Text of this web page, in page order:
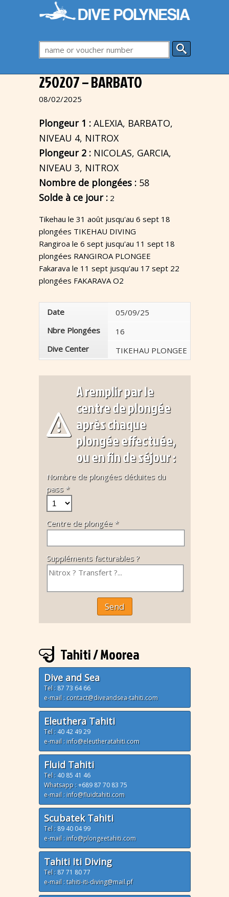
250207 – BARBATO
08/02/2025
Plongeur 1 : ALEXIA, BARBATO,
NIVEAU 4, NITROX
Plongeur 2 : NICOLAS, GARCIA,
NIVEAU 3, NITROX
Nombre de plongées : 58
Solde à ce jour : 2
Tikehau le 31 août jusqu'au 6 sept 18
plongées TIKEHAU DIVING
Rangiroa le 6 sept jusqu'au 11 sept 18
plongées RANGIROA PLONGEE
Fakarava le 11 sept jusqu'au 17 sept 22
plongées FAKARAVA O2
Date
Nbre Plongées
Dive Center
05/09/25
16
TIKEHAU PLONGEE
A remplir par le
centre de plongée
après chaque
plongée effectuée,
ou en fin de séjour :
Nombre de plongées déduites du
pass *
Centre de plongée *
Suppléments facturables ?
Send
Tahiti / Moorea
Dive and Sea
Tel : 87 73 64 66
e-mail : contact@diveandsea-tahiti.com
Eleuthera Tahiti
Tel : 40 42 49 29
e-mail : info@eleutheratahiti.com
Fluid Tahiti
Tel : 40 85 41 46
Whatsapp :+689 87 70 83 75
e-mail : info@fluidtahiti.com
Scubatek Tahiti
Tel : 89 40 04 99
e-mail : info@plongeetahiti.com
Tahiti Iti Diving
Tel : 87 71 80 77
e-mail : tahiti-iti-diving@mail.pf